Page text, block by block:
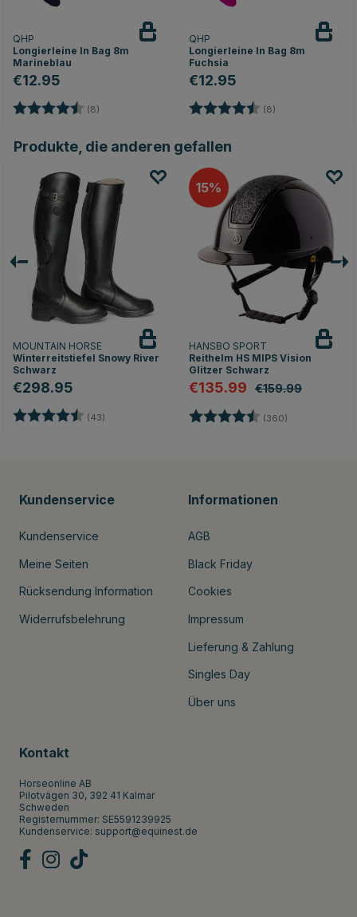
QHP
Longierleine In Bag 8m
Marineblau
€12.95
Bewertung: (8)
QHP
Longierleine In Bag 8m
Fuchsia
€12.95
Bewertung: (8)
Produkte, die anderen gefallen
MOUNTAIN HORSE
Winterreitstiefel Snowy River
Schwarz
€298.95
Bewertung: (43) 4.4 von 5 Sternen
15
HANSBO SPORT
Reithelm HS MIPS Vision
Glitzer Schwarz
€135.99 €159.99
Bewertung: (360)
Kundenservice
Kundenservice
Meine Seiten
Rücksendung Information
Widerrufsbelehrung
Informationen
AGB
Black Friday
Cookies
Impressum
Lieferung & Zahlung
Singles Day
Über uns
Kontakt
Horseonline AB
Pilotvägen 30, 392 41 Kalmar
Schweden
Registernummer: SE5591239925
Kundenservice: support@equinest.de